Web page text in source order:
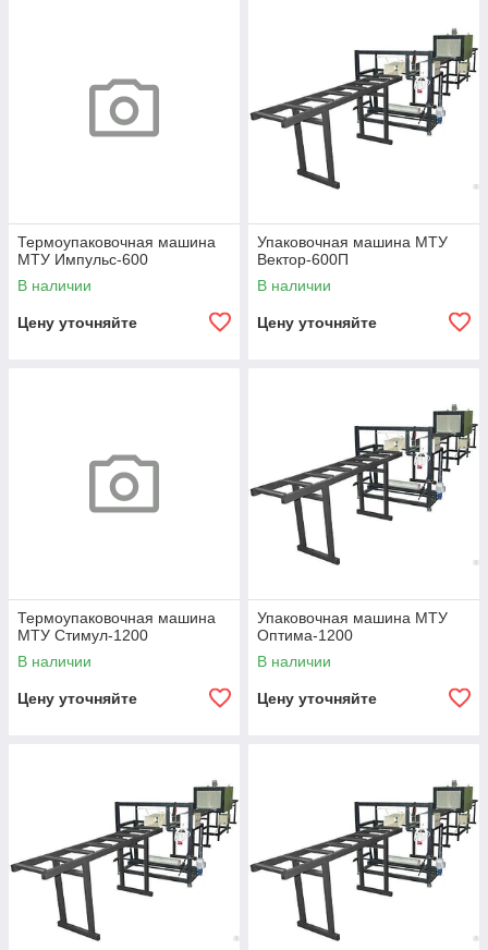
Термоупаковочная машина
МТУ Импульс-600
В наличии
Цену уточняйте
Упаковочная машина МТУ
Вектор-600П
В наличии
Цену уточняйте
Термоупаковочная машина
МТУ Стимул-1200
В наличии
Цену уточняйте
Упаковочная машина МТУ
Оптима-1200
В наличии
Цену уточняйте